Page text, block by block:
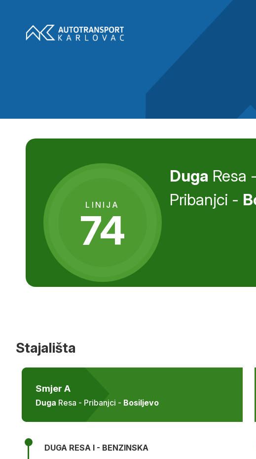
LINIJA
74
Duga Resa -
Pribanjci -
Stajališta
Smjer A
Duga Resa - Pribanjci - Bosiljevo
DUGA RESA I - BENZINSKA